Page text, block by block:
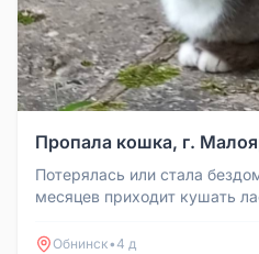
Пропала кошка, г.
Потерялась или стала
месяцев приходит кушать
Обнинск•4 д